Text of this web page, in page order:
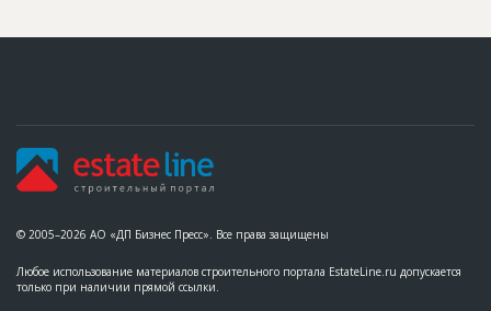
© 2005–2026 АО «ДП Бизнес Пресс». Все права защищены
Любое использование материалов строительного портала EstateLine.ru допускается
только при наличии прямой ссылки.